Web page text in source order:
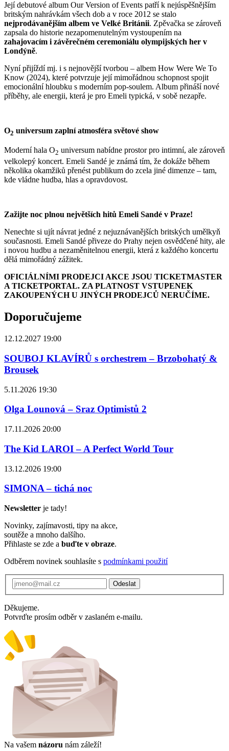
Její debutové album Our Version of Events patří k nejúspěšnějším
britským nahrávkám všech dob a v roce 2012 se stalo
nejprodávanějším albem ve Velké Británii. Zpěvačka se zároveň
zapsala do historie nezapomenutelným vystoupením na
zahajovacím i závěrečném ceremoniálu olympijských her v
Londýně.
Nyní přijíždí mj. i s nejnovější tvorbou – albem How Were We To
Know (2024), které potvrzuje její mimořádnou schopnost spojit
emocionální hloubku s moderním pop-soulem. Album přináší nové
příběhy, ale energii, která je pro Emeli typická, v sobě nezapře.
O2 universum zaplní atmosféra světové show
Moderní hala O2 universum nabídne prostor pro intimní, ale zároveň
velkolepý koncert. Emeli Sandé je známá tím, že dokáže během
několika okamžiků přenést publikum do zcela jiné dimenze – tam,
kde vládne hudba, hlas a opravdovost.
Zažijte noc plnou největších hitů Emeli Sandé v Praze!
Nenechte si ujít návrat jedné z nejuznávanějších britských umělkyň
současnosti. Emeli Sandé přiveze do Prahy nejen osvědčené hity, ale
i novou hudbu a nezaměnitelnou energii, která z každého koncertu
dělá mimořádný zážitek.
OFICIÁLNÍMI PRODEJCI AKCE JSOU TICKETMASTER
A TICKETPORTAL. ZA PLATNOST VSTUPENEK
ZAKOUPENÝCH U JINÝCH PRODEJCŮ NERUČÍME.
Doporučujeme
12.12.2027 19:00
SOUBOJ KLAVÍRŮ s orchestrem – Brzobohatý &
Brousek
5.11.2026 19:30
Olga Lounová – Sraz Optimistů 2
17.11.2026 20:00
The Kid LAROI – A Perfect World Tour
13.12.2026 19:00
SIMONA – tichá noc
Newsletter je tady!
Novinky, zajímavosti, tipy na akce,
soutěže a mnoho dalšího.
Přihlaste se zde a buďte v obraze.
Odběrem novinek souhlasíte s podmínkami použití
Odeslat
Děkujeme.
Potvrďte prosím odběr v zaslaném e-mailu.
Na vašem názoru nám záleží!